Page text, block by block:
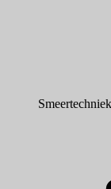
Smeertechniek